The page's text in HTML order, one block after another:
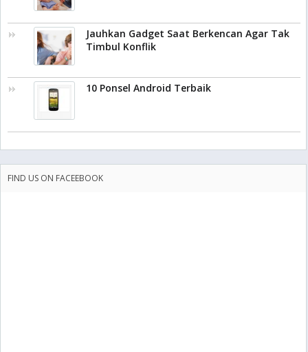
Jauhkan Gadget Saat Berkencan Agar Tak
Timbul Konflik
10 Ponsel Android Terbaik
FIND US ON FACEEBOOK